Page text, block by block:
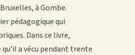
à Gombe.
pédagogique qui
Dans ce livre,
a vécu pendant trente